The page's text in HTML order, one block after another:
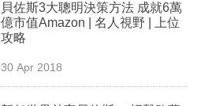
貝佐斯3大聰明決策方法 成就6萬
億市值Amazon | 名人視野 | 上位
攻略
30 Apr 2018